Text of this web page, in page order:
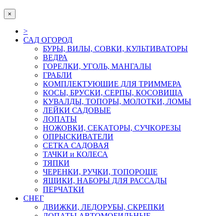
×
>
САД ОГОРОД
БУРЫ, ВИЛЫ, СОВКИ, КУЛЬТИВАТОРЫ
ВЕДРА
ГОРЕЛКИ, УГОЛЬ, МАНГАЛЫ
ГРАБЛИ
КОМПЛЕКТУЮШИЕ ДЛЯ ТРИММЕРА
КОСЫ, БРУСКИ, СЕРПЫ, КОСОВИЩА
КУВАЛДЫ, ТОПОРЫ, МОЛОТКИ, ЛОМЫ
ЛЕЙКИ САДОВЫЕ
ЛОПАТЫ
НОЖОВКИ, СЕКАТОРЫ, СУЧКОРЕЗЫ
ОПРЫСКИВАТЕЛИ
СЕТКА САДОВАЯ
ТАЧКИ и КОЛЕСА
ТЯПКИ
ЧЕРЕНКИ, РУЧКИ, ТОПОРОЩЕ
ЯЩИКИ, НАБОРЫ ДЛЯ РАССАДЫ
ПЕРЧАТКИ
СНЕГ
ДВИЖКИ, ЛЕДОРУБЫ, СКРЕПКИ